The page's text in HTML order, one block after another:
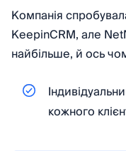
Компанія
KeepinCRM, але
найбільше, й ось
кожного